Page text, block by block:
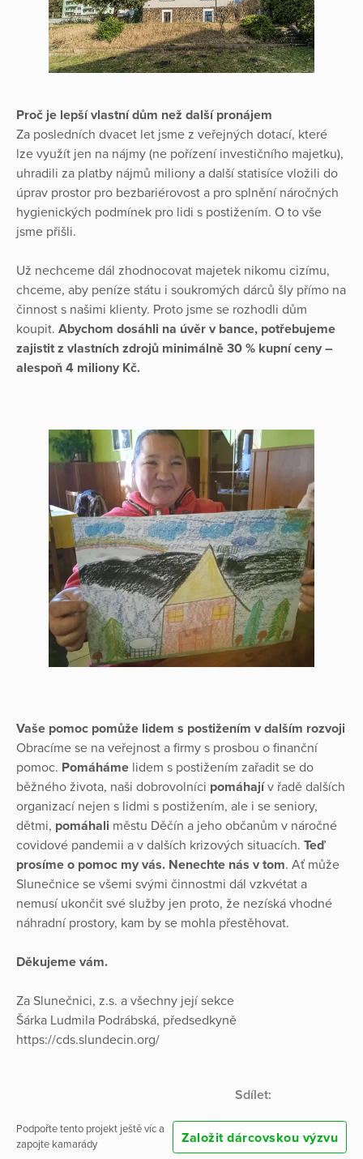
Proč je lepší vlastní dům než další pronájem
Za posledních dvacet let jsme z veřejných dotací, které
lze využít jen na nájmy (ne pořízení investičního majetku),
uhradili za platby nájmů miliony a další statisíce vložili do
úprav prostor pro bezbariérovost a pro splnění náročných
hygienických podmínek pro lidi s postižením. O to vše
jsme přišli.
Už nechceme dál zhodnocovat majetek nikomu cizímu,
chceme, aby peníze státu i soukromých dárců šly přímo na
činnost s našimi klienty. Proto jsme se rozhodli dům
koupit. Abychom dosáhli na úvěr v bance, potřebujeme
zajistit z vlastních zdrojů minimálně 30 % kupní ceny –
alespoň 4 miliony Kč.
Vaše pomoc pomůže lidem s postižením v dalším rozvoji
Obracíme se na veřejnost a firmy s prosbou o finanční
pomoc. Pomáháme lidem s postižením zařadit se do
běžného života, naši dobrovolníci pomáhajív řadě dalších
organizací nejen s lidmi s postižením, ale i se seniory,
dětmi, pomáhali městu Děčín a jeho občanům v náročné
covidové pandemii a v dalších krizových situacích. Teď
prosíme o pomoc my vás. Nenechte nás v tom. Ať může
Slunečnice se všemi svými činnostmi dál vzkvétat a
nemusí ukončit své služby jen proto, že nezíská vhodné
náhradní prostory, kam by se mohla přestěhovat.
Děkujeme vám.
Za Slunečnici, z.s. a všechny její sekce
Šárka Ludmila Podrábská, předsedkyně
https://cds.slundecin.org/
Sdílet:
Podpořte tento projekt ještě víc a
zapojte kamarády
Založit dárcovskou výzvu